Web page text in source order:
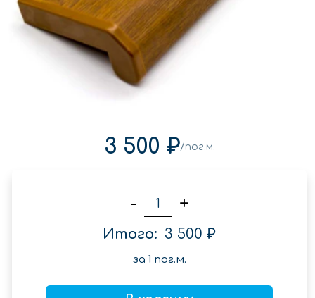
3 500 ₽/пог.м.
- +
Итого: 3 500 ₽
за 1 пог.м.